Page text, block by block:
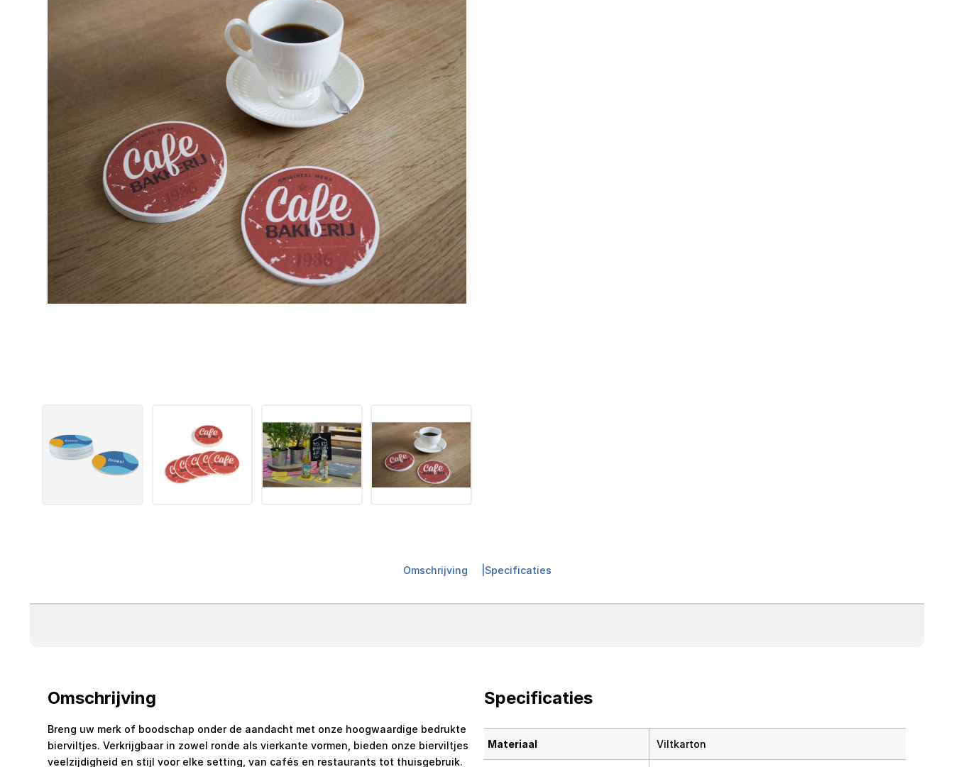
Omschrijving Specificaties
Omschrijving
Breng uw merk of boodschap onder de aandacht met onze hoogwaardige bedrukte
bierviltjes. Verkrijgbaar in zowel ronde als vierkante vormen, bieden onze bierviltjes
veelzijdigheid en stijl voor elke setting, van cafés en restaurants tot thuisgebruik.
Specificaties
Materiaal Viltkarton